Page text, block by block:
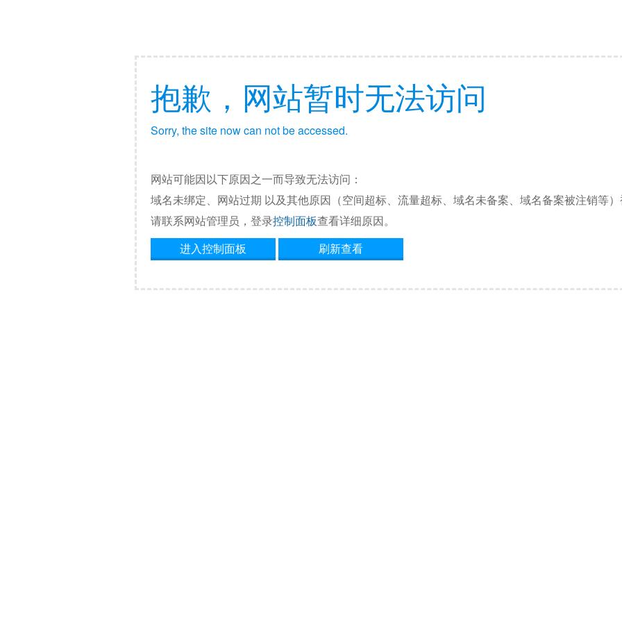
抱歉，网站暂时无法访问
Sorry, the site now can not be accessed.
网站可能因以下原因之一而导致无法访问：
域名未绑定、网站过期 以及其他原因（空间超标、流量超标、域名未备案、域名备案被注销等）
请联系网站管理员，登录控制面板查看详细原因。
进入控制面板
刷新查看